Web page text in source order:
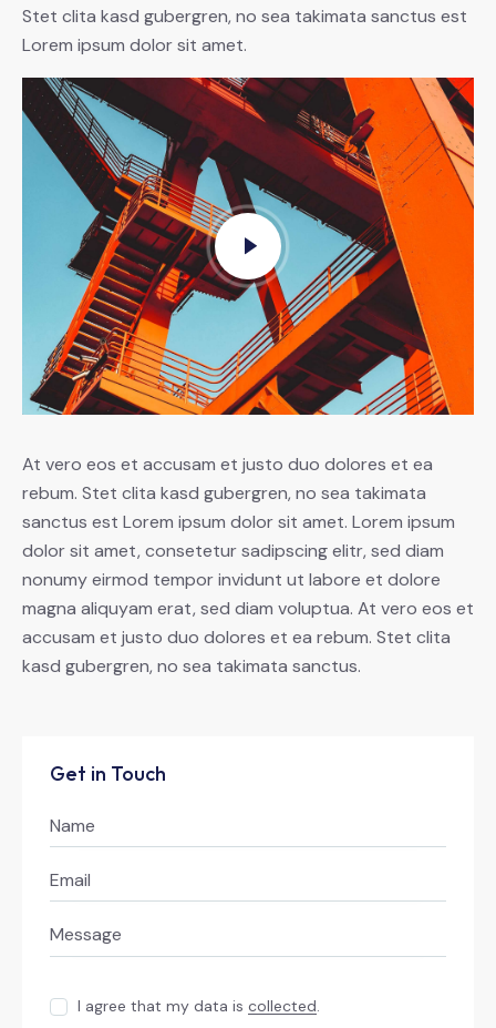
Stet clita kasd gubergren, no sea takimata sanctus est
Lorem ipsum dolor sit amet.
At vero eos et accusam et justo duo dolores et ea
rebum. Stet clita kasd gubergren, no sea takimata
sanctus est Lorem ipsum dolor sit amet. Lorem ipsum
dolor sit amet, consetetur sadipscing elitr, sed diam
nonumy eirmod tempor invidunt ut labore et dolore
magna aliquyam erat, sed diam voluptua. At vero eos et
accusam et justo duo dolores et ea rebum. Stet clita
kasd gubergren, no sea takimata sanctus.
Get in Touch
I agree that my data iscollected.